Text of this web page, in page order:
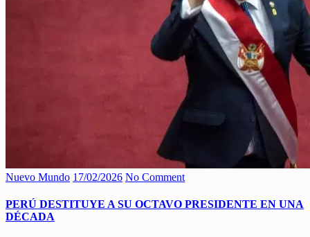
Nuevo Mundo 17/02/2026 No Comment
PERÚ DESTITUYE A SU OCTAVO PRESIDENTE EN UNA
DÉCADA